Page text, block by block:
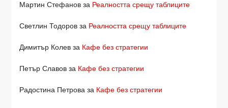
Мартин Стефанов за Реалността срещу таблиците
Светлин Тодоров за Реалността срещу таблиците
Димитър Колев за Кафе без стратегии
Петър Славов за Кафе без стратегии
Радостина Петрова за Кафе без стратегии